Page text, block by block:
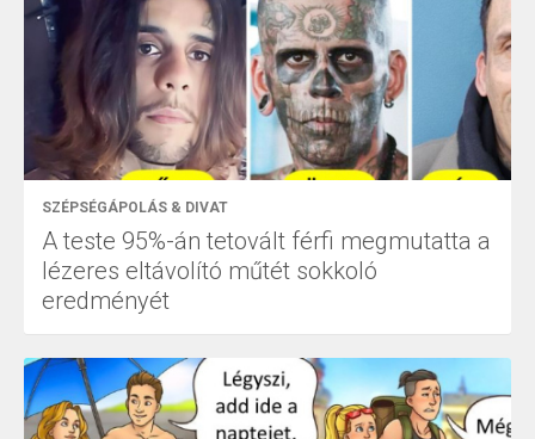
SZÉPSÉGÁPOLÁS & DIVAT
A teste 95%-án tetovált férfi megmutatta a
lézeres eltávolító műtét sokkoló
eredményét